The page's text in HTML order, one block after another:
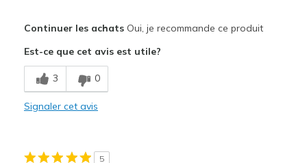
Breathe Well
Comfortable
Continuer les achatsOui, je recommande ce produit
Est-ce que cet avis est utile?
3 0
Signaler cet avis
5